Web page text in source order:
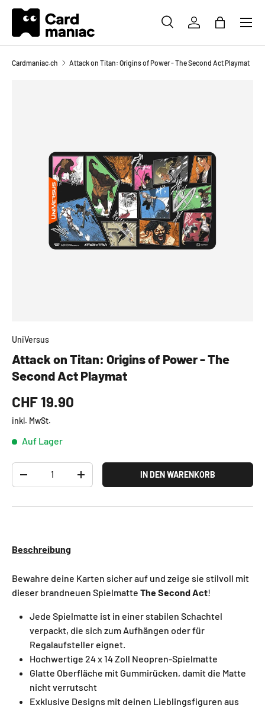
DIREKT ZUM INHALT
SUCHEEINLOGGEN
Menü
Cardmaniac.ch Attack on Titan: Origins of Power - The Second Act Playmat
UniVersus
Attack on Titan: Origins of Power - The
Second Act Playmat
CHF 19.90
inkl. MwSt.
Auf Lager
- + IN DEN WARENKORB
Beschreibung
Bewahre deine Karten sicher auf und zeige sie stilvoll mit
dieser brandneuen Spielmatte The Second Act!
Jede Spielmatte ist in einer stabilen Schachtel
verpackt, die sich zum Aufhängen oder für
Regalaufsteller eignet.
Hochwertige 24 x 14 Zoll Neopren-Spielmatte
Glatte Oberfläche mit Gummirücken, damit die Matte
nicht verrutscht
Exklusive Designs mit deinen Lieblingsfiguren aus